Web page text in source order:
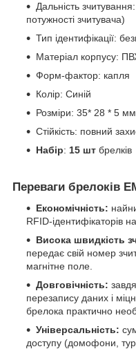
Дальність
потужності зчитувача)
Тип ідентифікації:
Матеріал корпусу:
Форм-фактор: капля
Колір: Синій
Розміри: 35* 28 * 5 мм
Стійкість: повний
Набір: 15 шт брелків
Переваги брелоків
Економічність:
RFID-ідентифікаторів
Висока швидкість
передає свій номер
магнітне поле.
Довговічність:
перезапису даних і
брелока практично
Універсальність:
доступу (домофони,